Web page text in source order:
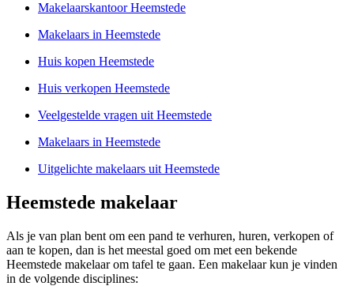
Makelaarskantoor Heemstede
Makelaars in Heemstede
Huis kopen Heemstede
Huis verkopen Heemstede
Veelgestelde vragen uit Heemstede
Makelaars in Heemstede
Uitgelichte makelaars uit Heemstede
Heemstede makelaar
Als je van plan bent om een pand te verhuren, huren, verkopen of
aan te kopen, dan is het meestal goed om met een bekende
Heemstede makelaar om tafel te gaan. Een makelaar kun je vinden
in de volgende disciplines: